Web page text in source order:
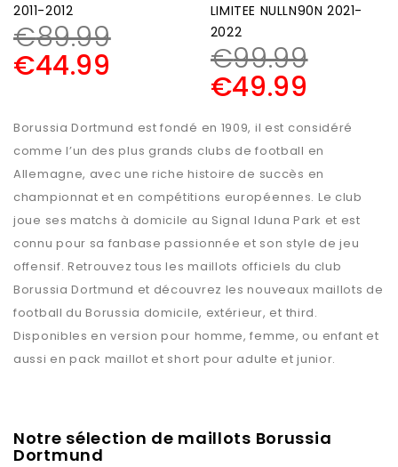
2011-2012
€89.99
€44.99
LIMITEE NULLN90N 2021-
2022
€99.99
€49.99
Borussia Dortmund est fondé en 1909, il est considéré
comme l’un des plus grands clubs de football en
Allemagne, avec une riche histoire de succès en
championnat et en compétitions européennes. Le club
joue ses matchs à domicile au Signal Iduna Park et est
connu pour sa fanbase passionnée et son style de jeu
offensif. Retrouvez tous les maillots officiels du club
Borussia Dortmund et découvrez les nouveaux maillots de
football du Borussia domicile, extérieur, et third.
Disponibles en version pour homme, femme, ou enfant et
aussi en pack maillot et short pour adulte et junior.
Notre sélection de maillots Borussia
Dortmund